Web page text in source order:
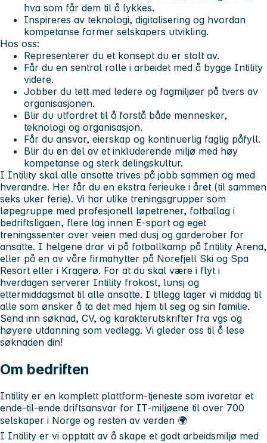
hva som får dem til å lykkes.
Inspireres av teknologi, digitalisering og hvordan
kompetanse former selskapers utvikling.
Hos oss:
Representerer du et konsept du er stolt av.
Får du en sentral rolle i arbeidet med å bygge Intility
videre.
Jobber du tett med ledere og fagmiljøer på tvers av
organisasjonen.
Blir du utfordret til å forstå både mennesker,
teknologi og organisasjon.
Får du ansvar, eierskap og kontinuerlig faglig påfyll.
Blir du en del av et inkluderende miljø med høy
kompetanse og sterk delingskultur.
I Intility skal alle ansatte trives på jobb sammen og med
hverandre. Her får du en ekstra ferieuke i året (til sammen
seks uker ferie). Vi har ulike treningsgrupper som
løpegruppe med profesjonell løpetrener, fotballag i
bedriftsligaen, flere lag innen E-sport og eget
treningssenter over veien med dusj og garderober for
ansatte. I helgene drar vi på fotballkamp på Intility Arena,
eller på en av våre firmahytter på Norefjell Ski og Spa
Resort eller i Kragerø. For at du skal være i flyt i
hverdagen serverer Intility frokost, lunsj og
ettermiddagsmat til alle ansatte. I tillegg lager vi middag til
alle som ønsker å ta det med hjem til seg og sin familie.
Send inn søknad, CV, og karakterutskrifter fra vgs og
høyere utdanning som vedlegg. Vi gleder oss til å lese
søknaden din!
Om bedriften
Intility er en komplett plattform-tjeneste som ivaretar et
ende-til-ende driftsansvar for IT-miljøene til over 700
selskaper i Norge og resten av verden 🌍
I Intility er vi opptatt av å skape et godt arbeidsmiljø med